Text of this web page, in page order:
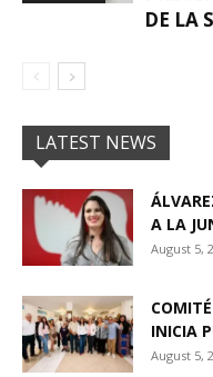
DE LA
LATEST NEWS
A LA
August 5,
INICIA
August 5,